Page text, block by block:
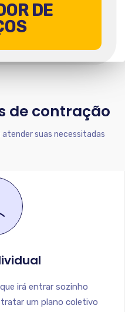
DE
de contração
atender suas necessitadas
irá entrar sozinho
um plano coletivo